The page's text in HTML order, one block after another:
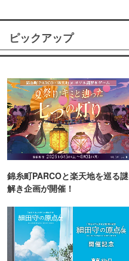
ピックアップ
錦糸町PARCOと楽天地を巡る謎
解き企画が開催！